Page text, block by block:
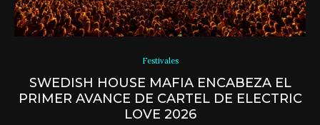
Festivales
SWEDISH HOUSE MAFIA ENCABEZA EL
PRIMER AVANCE DE CARTEL DE ELECTRIC
LOVE 2026